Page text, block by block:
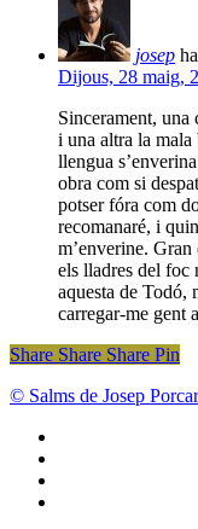
josep
Dijous, 28 maig,
Sincerament, una
i una altra la mala
llengua
obra com si
potser fóra com
recomanaré, i
m’enverine.
els lladres del foc
aquesta de Todó,
carregar-me gent
Share
Share Share Share Pin
© Salms de Josep